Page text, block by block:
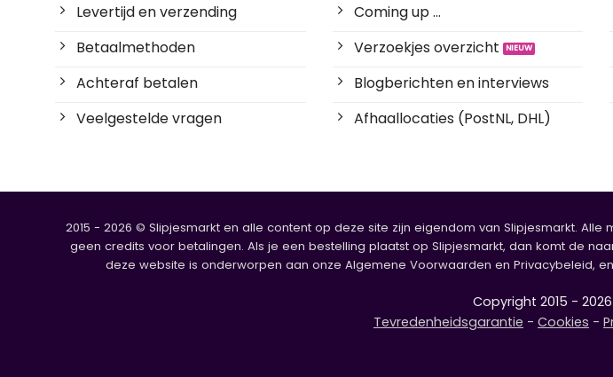
Levertijd en verzending
Betaalmethoden
Achteraf betalen
Veelgestelde vragen
Coming up ...
Verzoekjes overzicht
Blogberichten en interviews
Afhaallocaties (PostNL, DHL)
2015 - 2026 © Slipjesmarkt en alle content op deze site zijn eigendom van Slipjesmarkt.
geen credits voor betalingen. Als je een bestelling plaatst op Slipjesmarkt, dan komt de
deze website is onderworpen aan onze Algemene Voorwaarden en Privacybeleid,
Copyright 2015 -
Tevredenheidsgarantie - Cookies -